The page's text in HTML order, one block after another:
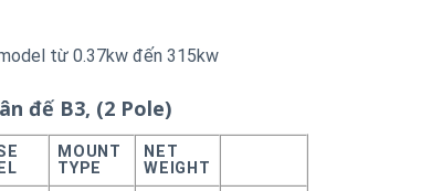
từ 0.37kw đến 315kw
đế B3, (2 Pole)
MOUNT
TYPE
NET
WEIGHT